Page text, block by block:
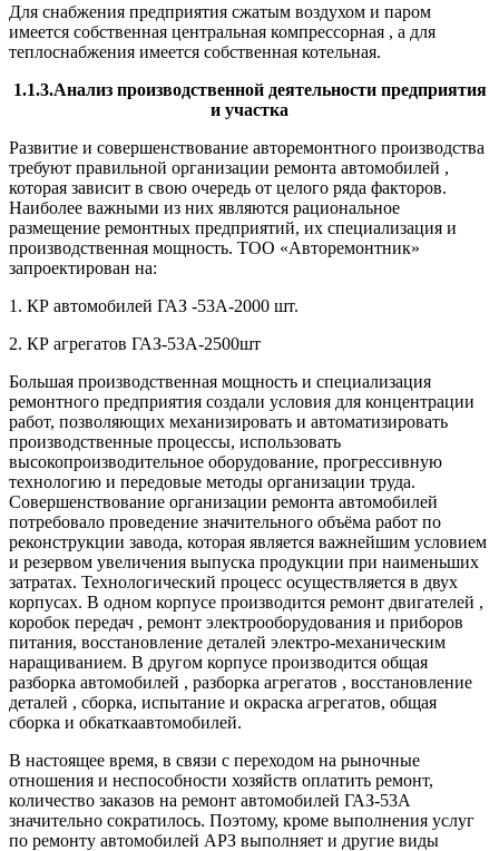
Для снабжения предприятия сжатым воздухом и паром
имеется собственная центральная компрессорная , а для
теплоснабжения имеется собственная котельная.
1.1.3.Анализ производственной деятельности предприятия
и участка
Развитие и совершенствование авторемонтного производства
требуют правильной организации ремонта автомобилей ,
которая зависит в свою очередь от целого ряда факторов.
Наиболее важными из них являются рациональное
размещение ремонтных предприятий, их специализация и
производственная мощность. ТОО «Авторемонтник»
запроектирован на:
1. КР автомобилей ГАЗ -53А-2000 шт.
2. КР агрегатов ГАЗ-53А-2500шт
Большая производственная мощность и специализация
ремонтного предприятия создали условия для концентрации
работ, позволяющих механизировать и автоматизировать
производственные процессы, использовать
высокопроизводительное оборудование, прогрессивную
технологию и передовые методы организации труда.
Совершенствование организации ремонта автомобилей
потребовало проведение значительного объёма работ по
реконструкции завода, которая является важнейшим условием
и резервом увеличения выпуска продукции при наименьших
затратах. Технологический процесс осуществляется в двух
корпусах. В одном корпусе производится ремонт двигателей ,
коробок передач , ремонт электрооборудования и приборов
питания, восстановление деталей электро-механическим
наращиванием. В другом корпусе производится общая
разборка автомобилей , разборка агрегатов , восстановление
деталей , сборка, испытание и окраска агрегатов, общая
сборка и обкаткаавтомобилей.
В настоящее время, в связи с переходом на рыночные
отношения и неспособности хозяйств оплатить ремонт,
количество заказов на ремонт автомобилей ГАЗ-53А
значительно сократилось. Поэтому, кроме выполнения услуг
по ремонту автомобилей АРЗ выполняет и другие виды